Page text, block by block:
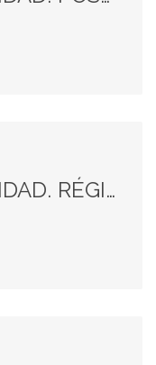
BIENES GANANCIALES. BIENES PROPIOS.